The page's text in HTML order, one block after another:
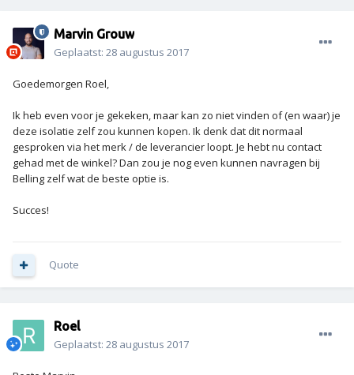
Marvin Grouw
Geplaatst: 28 augustus 2017
Goedemorgen Roel,
Ik heb even voor je gekeken, maar kan zo niet vinden of (en waar) je
deze isolatie zelf zou kunnen kopen. Ik denk dat dit normaal
gesproken via het merk / de leverancier loopt. Je hebt nu contact
gehad met de winkel? Dan zou je nog even kunnen navragen bij
Belling zelf wat de beste optie is.
Succes!
Quote
Roel
Geplaatst: 28 augustus 2017